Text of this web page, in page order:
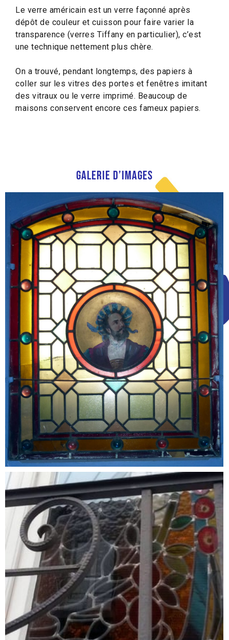
Le verre américain est un verre façonné après
dépôt de couleur et cuisson pour faire varier la
transparence (verres Tiffany en particulier), c’est
une technique nettement plus chère.
On a trouvé, pendant longtemps, des papiers à
coller sur les vitres des portes et fenêtres imitant
des vitraux ou le verre imprimé. Beaucoup de
maisons conservent encore ces fameux papiers.
Galerie d’images